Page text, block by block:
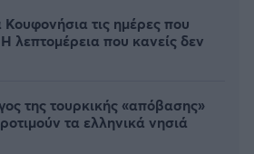
τις ημέρες που
λεπτομέρεια που κανείς δεν
της τουρκικής «απόβασης»
τα ελληνικά νησιά